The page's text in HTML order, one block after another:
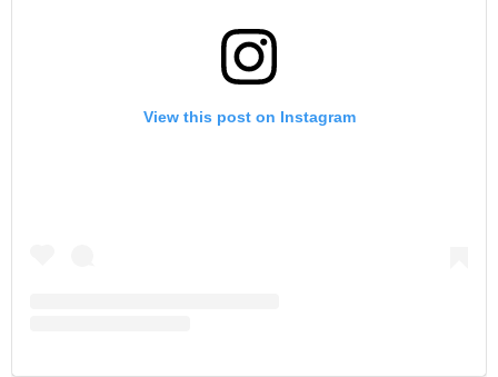
View this post on Instagram